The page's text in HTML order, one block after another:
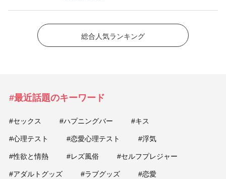
総合人気ランキング
#最近話題のキーワード
#セックス #ハプニングバー #キス
#心理テスト #恋愛心理テスト #浮気
#性欲と情熱 #レズ風俗 #セルフプレジャー
#アダルトグッズ #ラブグッズ #恋愛